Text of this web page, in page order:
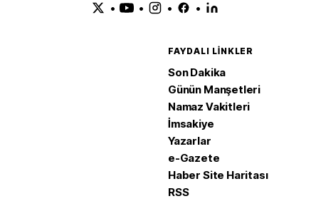
• • • •
FAYDALI LINKLER
Son Dakika
Günün Manşetleri
Namaz Vakitleri
İmsakiye
Yazarlar
e-Gazete
Haber Site Haritası
RSS